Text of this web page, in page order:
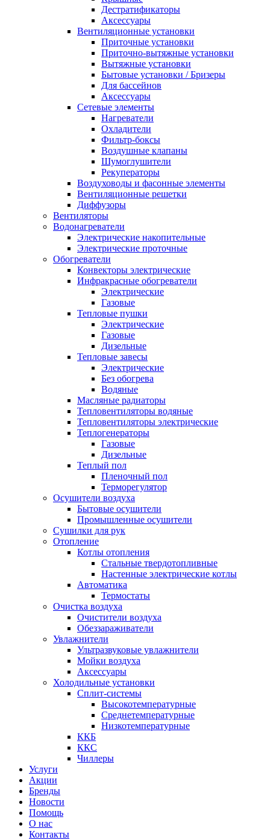
Дестратификаторы
Аксессуары
Вентиляционные установки
Приточные установки
Приточно-вытяжные установки
Вытяжные установки
Бытовые установки / Бризеры
Для бассейнов
Аксессуары
Сетевые элементы
Нагреватели
Охладители
Фильтр-боксы
Воздушные клапаны
Шумоглушители
Рекуператоры
Воздуховоды и фасонные элементы
Вентиляционные решетки
Диффузоры
Вентиляторы
Водонагреватели
Электрические накопительные
Электрические проточные
Обогреватели
Конвекторы электрические
Инфракрасные обогреватели
Электрические
Газовые
Тепловые пушки
Электрические
Газовые
Дизельные
Тепловые завесы
Электрические
Без обогрева
Водяные
Масляные радиаторы
Тепловентиляторы водяные
Тепловентиляторы электрические
Теплогенераторы
Газовые
Дизельные
Теплый пол
Пленочный пол
Терморегулятор
Осушители воздуха
Бытовые осушители
Промышленные осушители
Сушилки для рук
Отопление
Котлы отопления
Стальные твердотопливные
Настенные электрические котлы
Автоматика
Термостаты
Очистка воздуха
Очистители воздуха
Обеззараживатели
Увлажнители
Ультразвуковые увлажнители
Мойки воздуха
Аксессуары
Холодильные установки
Сплит-системы
Высокотемпературные
Среднетемпературные
Низкотемпературные
ККБ
ККС
Чиллеры
Услуги
Акции
Бренды
Новости
Помощь
О нас
Контакты